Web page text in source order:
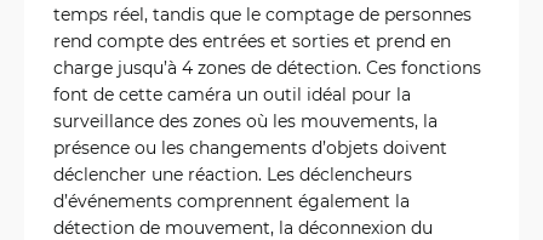
temps réel, tandis que le comptage de personnes
rend compte des entrées et sorties et prend en
charge jusqu’à 4 zones de détection. Ces fonctions
font de cette caméra un outil idéal pour la
surveillance des zones où les mouvements, la
présence ou les changements d’objets doivent
déclencher une réaction. Les déclencheurs
d’événements comprennent également la
détection de mouvement, la déconnexion du